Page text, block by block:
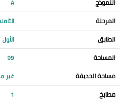
النموذج A
المرحلة
الطابق الأول
المساحة 99
مساحة الحديقة غير
مطابخ 1